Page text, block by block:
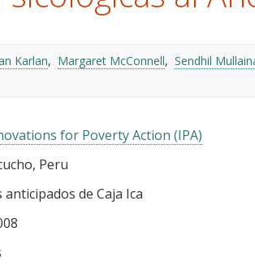
Karlan Margaret McConnell
Sendhil
for Poverty Action (IPA)
Peru
anticipados de Caja Ica